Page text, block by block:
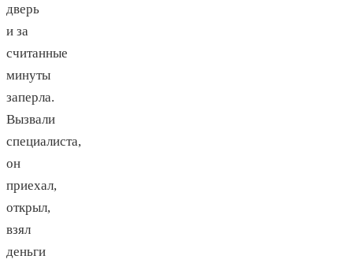
дверь
и за
считанные
минуты
заперла.
Вызвали
специалиста,
он
приехал,
открыл,
взял
деньги